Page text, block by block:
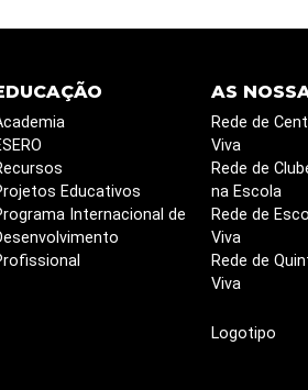
Educativos
Internacional de
AS
Rede de
Viva
Rede de
na Escola
Rede de
Viva
Rede de
Viva
Logotipo